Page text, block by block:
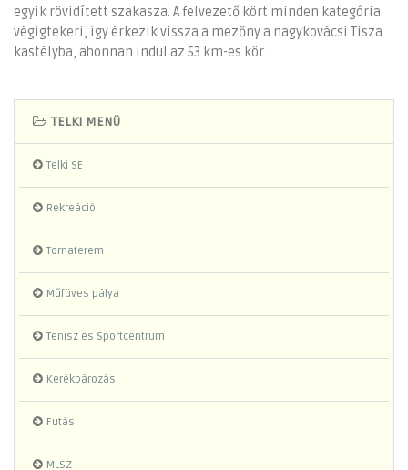
egyik rövidített szakasza. A felvezető kört minden kategória
végigtekeri, így érkezik vissza a mezőny a nagykovácsi Tisza
kastélyba, ahonnan indul az 53 km-es kör.
TELKI MENÜ
Telki SE
Rekreáció
Tornaterem
Műfüves pálya
Tenisz és Sportcentrum
Kerékpározás
Futás
MLSZ